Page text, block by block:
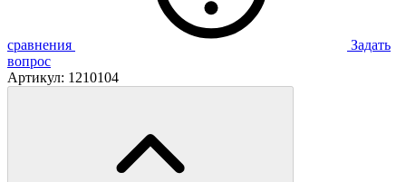
сравнения
Задать
вопрос
Артикул: 1210104